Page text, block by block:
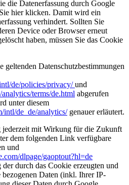
die Datenerfassung durch Google
hierklicken. Damit wird ein
verhindert. Sollten Sie
Device oder Browser erneut
haben, müssen Sie das Cookie
geltenden Datenschutzbestimmungen
de/policies/privacy/und
terms/de.html abgerufen
unter diesem
intl/de_de/analytics/genauer erläutert.
mit Wirkung für die Zukunft
dem folgenden Link verfügbare
und
dlpage/gaoptout?hl=de
durch das Cookie erzeugten und
Daten (inkl. Ihrer IP-